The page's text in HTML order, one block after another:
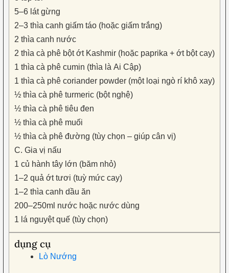
5–6 lát gừng
2–3 thìa canh giấm táo (hoặc giấm trắng)
2 thìa canh nước
2 thìa cà phê bột ớt Kashmir (hoặc paprika + ớt bột cay)
1 thìa cà phê cumin (thìa là Ai Cập)
1 thìa cà phê coriander powder (một loại ngò rí khô xay)
½ thìa cà phê turmeric (bột nghệ)
½ thìa cà phê tiêu đen
½ thìa cà phê muối
½ thìa cà phê đường (tùy chọn – giúp cân vị)
C. Gia vị nấu
1 củ hành tây lớn (băm nhỏ)
1–2 quả ớt tươi (tuỳ mức cay)
1–2 thìa canh dầu ăn
200–250ml nước hoặc nước dùng
1 lá nguyệt quế (tùy chọn)
dụng cụ
Lò Nướng